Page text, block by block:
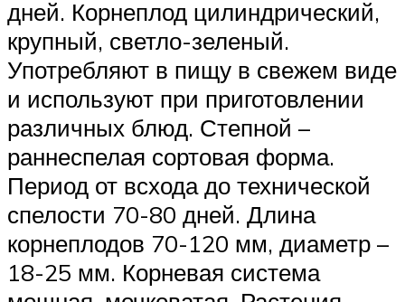
дней. Корнеплод цилиндрический,
крупный, светло-зеленый.
Употребляют в пищу в свежем виде
и используют при приготовлении
различных блюд. Степной –
раннеспелая сортовая форма.
Период от всхода до технической
спелости 70-80 дней. Длина
корнеплодов 70-120 мм, диаметр –
18-25 мм. Корневая система